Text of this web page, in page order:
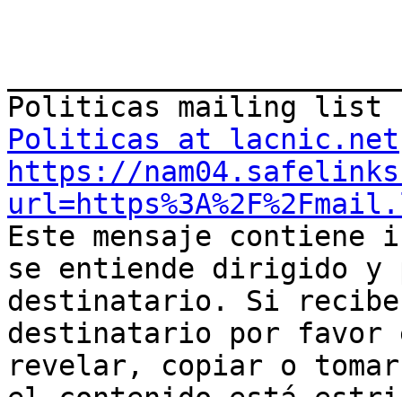
Politicas at lacnic.net
https://
Este mensaje contiene
se entiende dirigido y
destinatario. Si
destinatario por
revelar, copiar o